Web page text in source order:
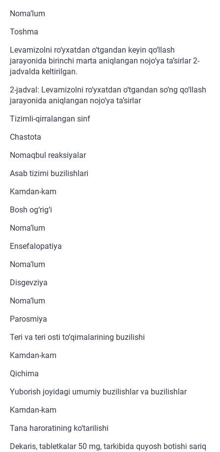
Noma’lum
Toshma
Levamizolni ro‘yxatdan o‘tgandan keyin qo‘llash
jarayonida birinchi marta aniqlangan nojo‘ya ta’sirlar 2-
jadvalda keltirilgan.
2-jadval: Levamizolni ro‘yxatdan o‘tgandan so‘ng qo‘llash
jarayonida aniqlangan nojo‘ya ta’sirlar
Tizimli-qirralangan sinf
Chastota
Nomaqbul reaksiyalar
Asab tizimi buzilishlari
Kamdan-kam
Bosh og‘rig‘i
Noma’lum
Ensefalopatiya
Noma’lum
Disgevziya
Noma’lum
Parosmiya
Teri va teri osti to‘qimalarining buzilishi
Kamdan-kam
Qichima
Yuborish joyidagi umumiy buzilishlar va buzilishlar
Kamdan-kam
Tana haroratining ko‘tarilishi
Dekaris, tabletkalar 50 mg, tarkibida quyosh botishi sariq